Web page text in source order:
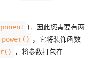
)，因此您需要有两
power()
，它将装饰函数
，将参数打包在